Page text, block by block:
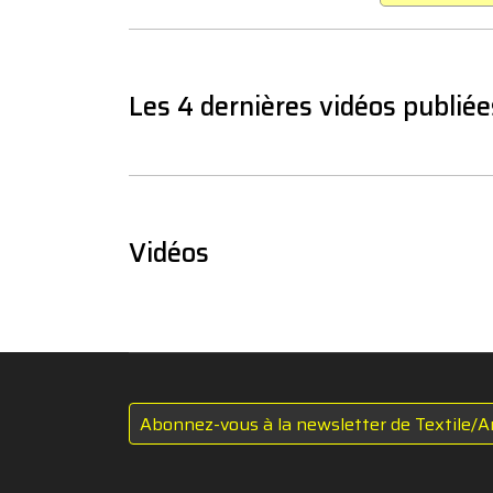
Les 4 dernières vidéos
Vidéos
Abonnez-vous à la newsletter de Textile/